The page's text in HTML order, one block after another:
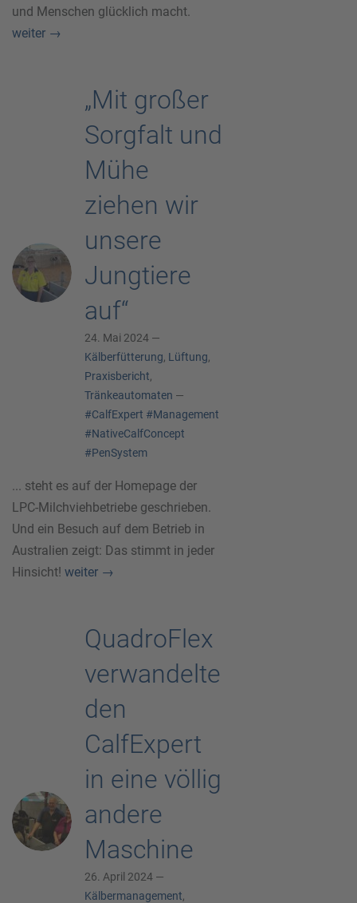
und Menschen glücklich macht.
weiter →
„Mit großer
Sorgfalt und
Mühe
ziehen wir
unsere
Jungtiere
auf“
24. Mai 2024 —
Kälberfütterung, Lüftung,
Praxisbericht,
Tränkeautomaten —
#CalfExpert #Management
#NativeCalfConcept
#PenSystem
... steht es auf der Homepage der
LPC-Milchviehbetriebe geschrieben.
Und ein Besuch auf dem Betrieb in
Australien zeigt: Das stimmt in jeder
Hinsicht! weiter →
QuadroFlex
verwandelte
den
CalfExpert
in eine völlig
andere
Maschine
26. April 2024 —
Kälbermanagement,